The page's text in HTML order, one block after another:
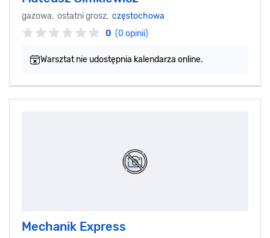
gazowa, ostatni grosz, częstochowa
0 (0 opinii)
Warsztat nie udostępnia kalendarza online.
Mechanik Express